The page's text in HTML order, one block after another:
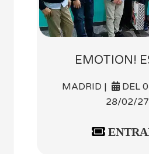
EMOTION!
MADRID |
DEL
28/02/